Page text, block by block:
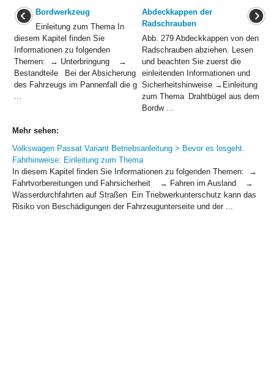
Bordwerkzeug
Einleitung zum Thema In
diesem Kapitel finden Sie
Informationen zu folgenden
Themen: → Unterbringung →
Bestandteile Bei der Absicherung
des Fahrzeugs im Pannenfall die g
...
Abdeckkappen der
Radschrauben
Abb. 279 Abdeckkappen von den
Radschrauben abziehen. Lesen
und beachten Sie zuerst die
einleitenden Informationen und
Sicherheitshinweise →Einleitung
zum Thema Drahtbügel aus dem
Bordw ...
Mehr sehen:
Volkswagen Passat Variant Betriebsanleitung > Bevor es losgeht.
Fahrhinweise: Einleitung zum Thema
In diesem Kapitel finden Sie Informationen zu folgenden Themen: →
Fahrtvorbereitungen und Fahrsicherheit → Fahren im Ausland →
Wasserdurchfahrten auf Straßen Ein Triebwerkunterschutz kann das
Risiko von Beschädigungen der Fahrzeugunterseite und der ...